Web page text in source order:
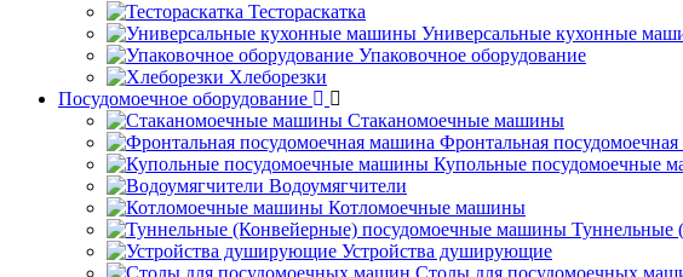
Тестораскатка
Универсальные кухонные
Упаковочное оборудование
Хлеборезки
Посудомоечное оборудование
Стаканомоечные машины
Фронтальная
Купольные посудомоечные
Водоумягчители
Котломоечные машины
Туннельные
Устройства душирующие
Столы для посудомоечных